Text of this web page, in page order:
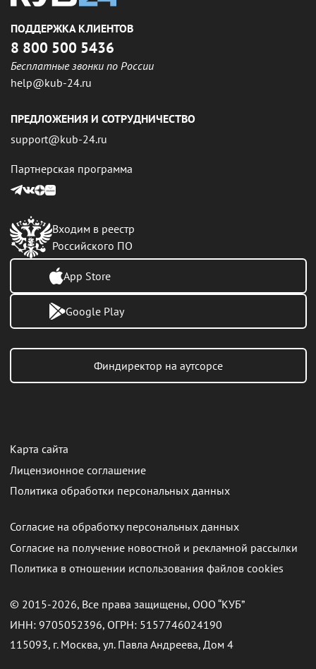
ПОДДЕРЖКА КЛИЕНТОВ
8 800 500 5436
Бесплатные звонки по России
help@kub-24.ru
ПРЕДЛОЖЕНИЯ И СОТРУДНИЧЕСТВО
support@kub-24.ru
Партнерская программа
Входим в реестр
Российского ПО
App Store
Google Play
Финдиректор на аутсорсе
Карта сайта
Лицензионное соглашение
Политика обработки персональных данных
Согласие на обработку персональных данных
Согласие на получение новостной и рекламной рассылки
Политика в отношении использования файлов cookies
© 2015-2026, Все права защищены, ООО “КУБ”
ИНН: 9705052396, ОГРН: 5157746024190
115093, г. Москва, ул. Павла Андреева, Дом 4